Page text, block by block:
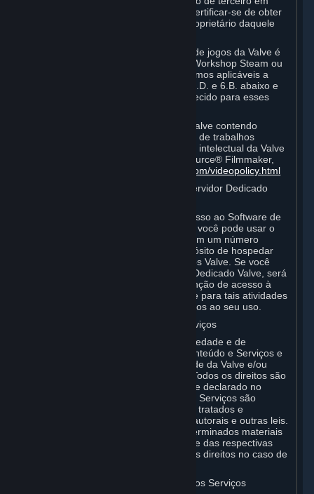
qualquer Arte feita pelos Fãs, deverá certificar-se de obter
todos os direitos necessários com o proprietário daquele
O uso comercial de alguns conteúdos de jogos da Valve é
permitido por meio de recursos como Workshop Steam ou
Mercado de Assinaturas Steam. Os termos aplicáveis a
esse uso estão definidos nas Seções 3.D. e 6.B. abaixo e
em qualquer Termo de Assinatura fornecido para esses
Para visualizar a política de vídeo da Valve contendo
termos adicionais que abrangem o uso de trabalhos
audiovisuais incorporando propriedade intelectual da Valve
ou conteúdo criado com o Software Source® Filmmaker,
http://www.valvesoftware.com/videopolicy.html
E. Licença de Uso para Software de Servidor Dedicado
As suas Assinaturas podem conter acesso ao Software de
Servidor Dedicado Valve. Se assim for, você pode usar o
Software de Servidor Dedicado Valve em um número
ilimitado de computadores com o propósito de hospedar
partidas online multijogador de produtos Valve. Se você
pretende usar o Software de Servidor Dedicado Valve, será
exclusivamente responsável pela obtenção de acesso à
Internet, largura de banda ou hardware para tais atividades
e arcará com todos os custos associados ao seu uso.
F. Propriedade do Conteúdo e dos Serviços
Todos os direitos de titularidade, propriedade e de
propriedade intelectual relativos ao Conteúdo e Serviços e
a todas as cópias deste são propriedade da Valve e/ou
licenciantes das respectivas afiliadas. Todos os direitos são
reservados, salvo como expressamente declarado no
presente documento. O Conteúdo e os Serviços são
protegidos por leis de direitos autorais, tratados e
convenções internacionais de direitos autorais e outras leis.
O Conteúdo e os Serviços contêm determinados materiais
licenciados, e os licenciantes da Valve e das respectivas
afiliadas podem proteger os respectivos direitos no caso de
G. Restrições de Uso do Conteúdo e dos Serviços